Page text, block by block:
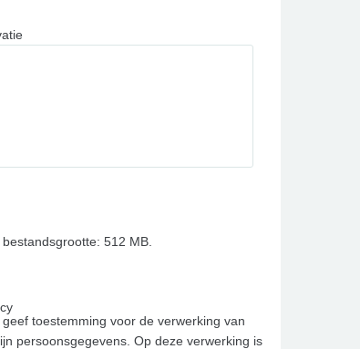
bestandsgrootte: 512 MB.
geef toestemming voor de verwerking van
persoonsgegevens. Op deze verwerking is